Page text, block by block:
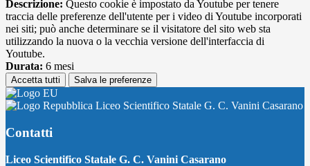
Descrizione: Questo cookie è impostato da Youtube per tenere
traccia delle preferenze dell'utente per i video di Youtube incorporati
nei siti; può anche determinare se il visitatore del sito web sta
utilizzando la nuova o la vecchia versione dell'interfaccia di
Youtube.
Durata: 6 mesi
Accetta tutti Salva le preferenze
Liceo Scientifico Statale G. C. Vanini Casarano
Contatti
Liceo Scientifico Statale G. C. Vanini Casarano